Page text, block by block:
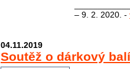
– 9. 2. 2020. -
04.11.2019
Soutěž o dárkový